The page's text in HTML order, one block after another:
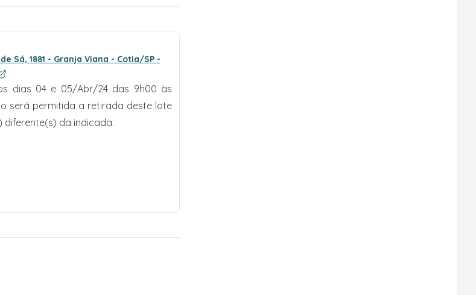
Sá, 1881 - Granja Viana - Cotia/SP -
dias 04 e 05/Abr/24 das 9h00 às
será permitida a retirada deste lote
diferente(s) da indicada.